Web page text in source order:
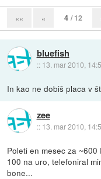
«« « 4 / 12
bluefish
:: 13. mar 2010,
In kao ne dobiš placa v
zee
:: 13. mar 2010,
Poleti en mesec za
100 na uro, telefoniral
bone...